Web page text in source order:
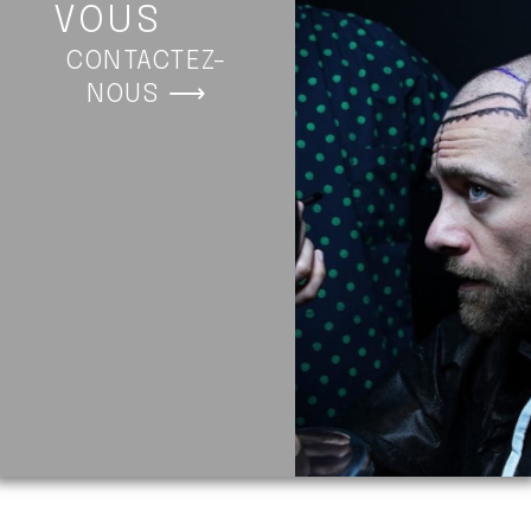
VOUS
CONTACTEZ-
NOUS ⟶